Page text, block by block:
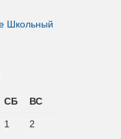
СБ ВС
1
2